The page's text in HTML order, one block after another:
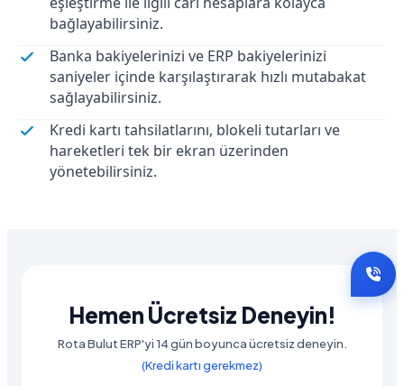
bağlayabilirsiniz.
Banka bakiyelerinizi ve ERP bakiyelerinizi
saniyeler içinde karşılaştırarak hızlı mutabakat
sağlayabilirsiniz.
Kredi kartı tahsilatlarını, blokeli tutarları ve
hareketleri tek bir ekran üzerinden
yönetebilirsiniz.
Hemen Ücretsiz Deneyin!
Rota Bulut ERP'yi 14 gün boyunca ücretsiz deneyin.
(Kredi kartı gerekmez)